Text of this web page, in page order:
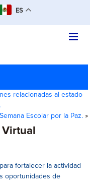
ES
relacionadas al estado
Escolar por la Paz.»
fortalecer la actividad
oportunidades de